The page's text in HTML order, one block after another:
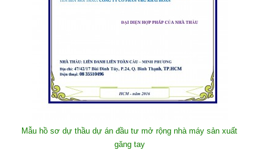
Mẫu hồ sơ dự thầu dự án đầu tư mở rộng nhà máy sản xuất
găng tay